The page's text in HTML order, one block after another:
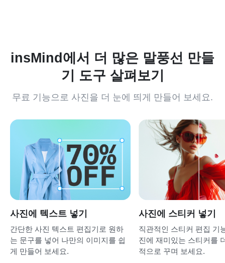
insMind에서 더 많은 말풍선 만들
기 도구 살펴보기
무료 기능으로 사진을 더 눈에 띄게 만들어 보세요.
사진에 텍스트 넣기
간단한 사진 텍스트 편집기로 원하
는 문구를 넣어 나만의 이미지를 쉽
게 만들어 보세요.
사진에 스티커 넣기
직관적인 스티커 편집 기
진에 재미있는 스티커를
적으로 꾸며 보세요.